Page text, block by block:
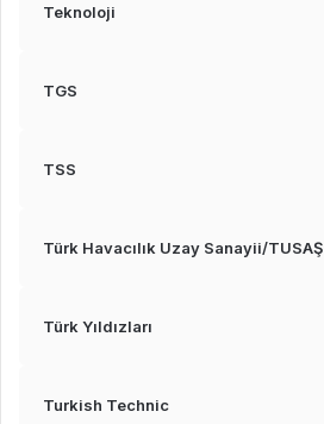
Teknoloji
TGS
TSS
Türk Havacılık Uzay Sanayii/TUSAŞ
Türk Yıldızları
Turkish Technic